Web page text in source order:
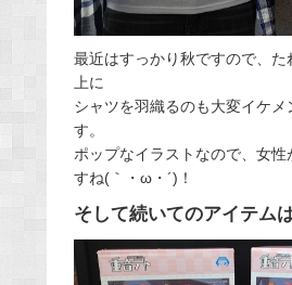
最近はすっかり秋ですので、た
上に
シャツを羽織るのも大変イケメ
す。
ポップなイラストなので、女性
すね(｀・ω・´)！
そして続いてのアイテム